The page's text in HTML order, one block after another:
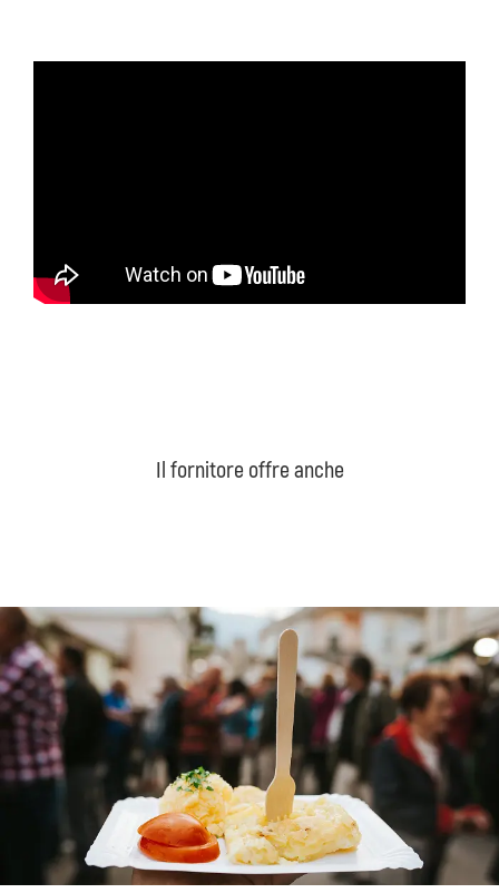
Il fornitore offre anche